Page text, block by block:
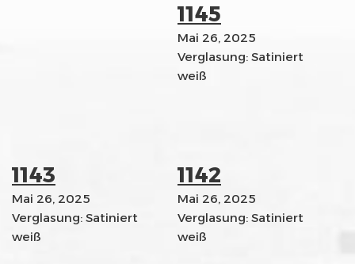
1145
Mai 26, 2025
Verglasung: Satiniert
weiß
1143
Mai 26, 2025
Verglasung: Satiniert
weiß
1142
Mai 26, 2025
Verglasung: Satiniert
weiß